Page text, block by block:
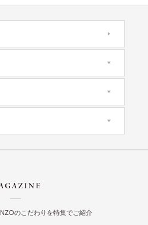
のこだわりを特集でご紹介